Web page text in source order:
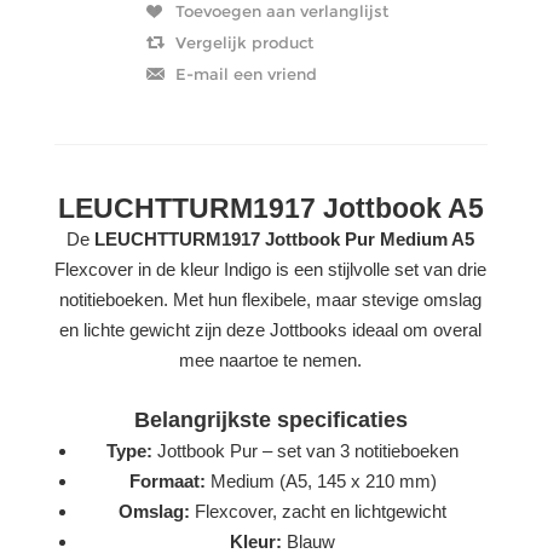
LEUCHTTURM1917 Jottbook A5
De LEUCHTTURM1917 Jottbook Pur Medium A5
Flexcover in de kleur Indigo is een stijlvolle set van drie
notitieboeken. Met hun flexibele, maar stevige omslag
en lichte gewicht zijn deze Jottbooks ideaal om overal
mee naartoe te nemen.
Belangrijkste specificaties
Type: Jottbook Pur – set van 3 notitieboeken
Formaat: Medium (A5, 145 x 210 mm)
Omslag: Flexcover, zacht en lichtgewicht
Kleur: Blauw